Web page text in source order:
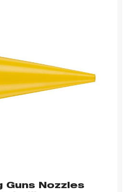
Guns Nozzles